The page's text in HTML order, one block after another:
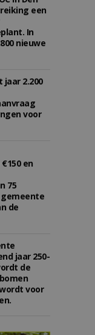
een
In
nieuwe
2.200
voor
en
75
gemeente
de
jaar 250-
de
voor